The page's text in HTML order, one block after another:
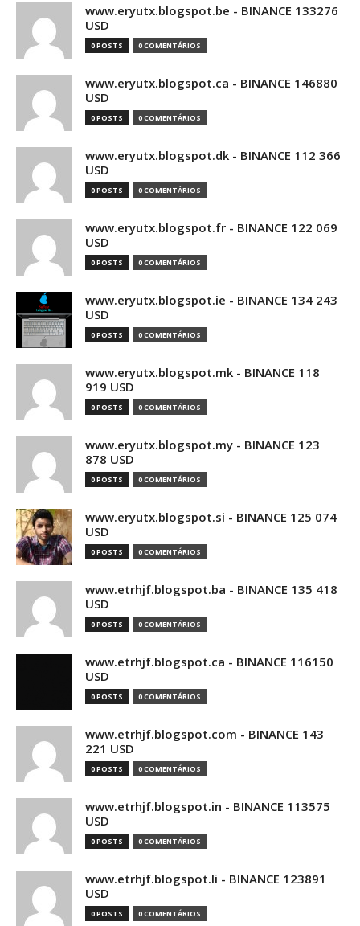
www.eryutx.blogspot.be - BINANCE 133276
USD
0 POSTS 0 COMENTÁRIOS
www.eryutx.blogspot.ca - BINANCE 146880
USD
0 POSTS 0 COMENTÁRIOS
www.eryutx.blogspot.dk - BINANCE 112 366
USD
0 POSTS 0 COMENTÁRIOS
www.eryutx.blogspot.fr - BINANCE 122 069
USD
0 POSTS 0 COMENTÁRIOS
www.eryutx.blogspot.ie - BINANCE 134 243
USD
0 POSTS 0 COMENTÁRIOS
www.eryutx.blogspot.mk - BINANCE 118
919 USD
0 POSTS 0 COMENTÁRIOS
www.eryutx.blogspot.my - BINANCE 123
878 USD
0 POSTS 0 COMENTÁRIOS
www.eryutx.blogspot.si - BINANCE 125 074
USD
0 POSTS 0 COMENTÁRIOS
www.etrhjf.blogspot.ba - BINANCE 135 418
USD
0 POSTS 0 COMENTÁRIOS
www.etrhjf.blogspot.ca - BINANCE 116150
USD
0 POSTS 0 COMENTÁRIOS
www.etrhjf.blogspot.com - BINANCE 143
221 USD
0 POSTS 0 COMENTÁRIOS
www.etrhjf.blogspot.in - BINANCE 113575
USD
0 POSTS 0 COMENTÁRIOS
www.etrhjf.blogspot.li - BINANCE 123891
USD
0 POSTS 0 COMENTÁRIOS